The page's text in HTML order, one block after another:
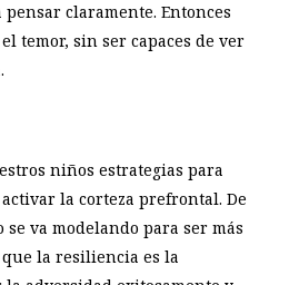
claramente. Entonces
temor, sin ser capaces de ver
niños estrategias para
la corteza prefrontal. De
va modelando para ser más
la resiliencia es la